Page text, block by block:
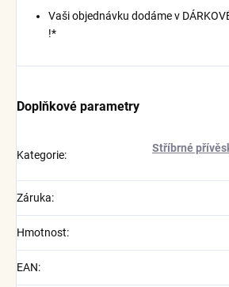
Vaši objednávku dodáme v
!*
Doplňkové parametry
Kategorie:
Stříbrné
Záruka:
Hmotnost:
EAN: